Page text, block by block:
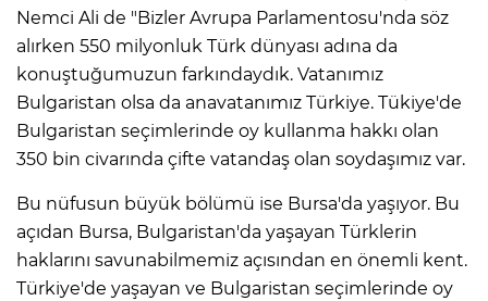
Nemci Ali de "Bizler Avrupa Parlamentosu'nda söz
alırken 550 milyonluk Türk dünyası adına da
konuştuğumuzun farkındaydık. Vatanımız
Bulgaristan olsa da anavatanımız Türkiye. Tükiye'de
Bulgaristan seçimlerinde oy kullanma hakkı olan
350 bin civarında çifte vatandaş olan soydaşımız var.
Bu nüfusun büyük bölümü ise Bursa'da yaşıyor. Bu
açıdan Bursa, Bulgaristan'da yaşayan Türklerin
haklarını savunabilmemiz açısından en önemli kent.
Türkiye'de yaşayan ve Bulgaristan seçimlerinde oy